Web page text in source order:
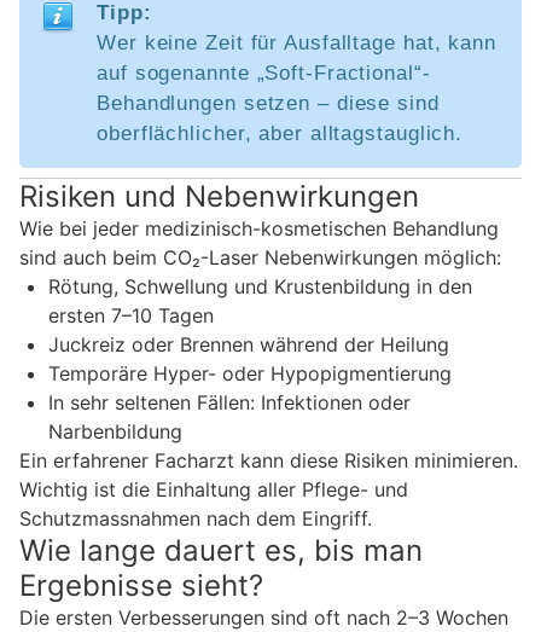
Tipp:
Wer keine Zeit für Ausfalltage hat, kann
auf sogenannte „Soft-Fractional“-
Behandlungen setzen – diese sind
oberflächlicher, aber alltagstauglich.
Risiken und Nebenwirkungen
Wie bei jeder medizinisch-kosmetischen Behandlung
sind auch beim CO₂-Laser Nebenwirkungen möglich:
Rötung, Schwellung und Krustenbildung in den
ersten 7–10 Tagen
Juckreiz oder Brennen während der Heilung
Temporäre Hyper- oder Hypopigmentierung
In sehr seltenen Fällen: Infektionen oder
Narbenbildung
Ein erfahrener Facharzt kann diese Risiken minimieren.
Wichtig ist die Einhaltung aller Pflege- und
Schutzmassnahmen nach dem Eingriff.
Wie lange dauert es, bis man
Ergebnisse sieht?
Die ersten Verbesserungen sind oft nach 2–3 Wochen